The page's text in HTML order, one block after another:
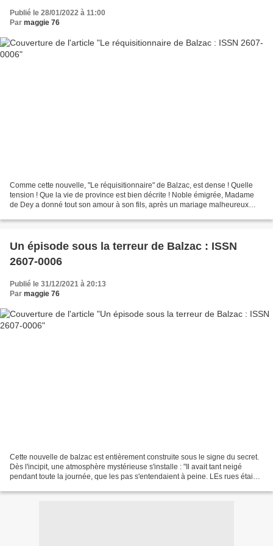
Publié le 28/01/2022 à 11:00
Par maggie 76
Comme cette nouvelle, "Le réquisitionnaire" de Balzac, est dense ! Quelle
tension ! Que la vie de province est bien décrite ! Noble émigrée, Madame
de Dey a donné tout son amour à son fils, après un mariage malheureux
Un épisode sous la terreur de Balzac : ISSN
2607-0006
Publié le 31/12/2021 à 20:13
Par maggie 76
Cette nouvelle de balzac est entièrement construite sous le signe du secret.
Dès l'incipit, une atmosphère mystérieuse s'installe : "Il avait tant neigé
pendant toute la journée, que les pas s'entendaient à peine. LEs rues étaient